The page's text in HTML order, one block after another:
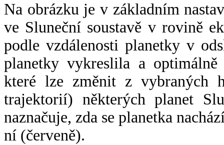
Na obrázku je v základním
ve Sluneční soustavě v rovině
podle vzdálenosti planetky v
planetky vykreslila a
které lze změnit z vybraných
trajektorií) některých planet
naznačuje, zda se planetka
ní (červeně).